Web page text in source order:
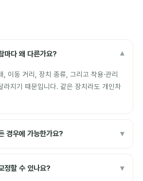
마다 왜 다른가요? ▾
, 이동 거리, 장치 종류, 그리고 착용·관리
라지기 때문입니다. 같은 장치라도 개인차
경우에 가능한가요? ▾
정할 수 있나요? ▾